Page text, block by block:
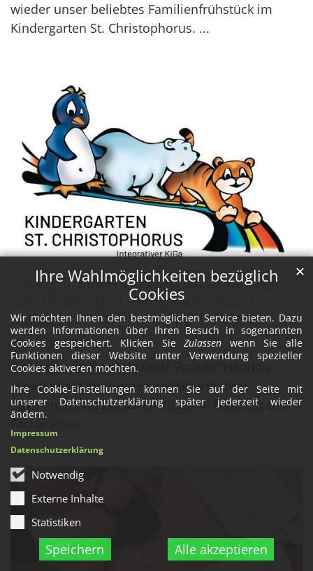
Ihre Wahlmöglichkeiten bezüglich
Cookies
Wir möchten Ihnen den bestmöglichen Service bieten. Dazu
werden Informationen über Ihren Besuch in sogenannten
Cookies gespeichert. Klicken SieZulassen wenn Sie alle
Funktionen dieser Website unter Verwendung spezieller
Cookies aktiveren möchten.
Ihre Cookie-Einstellungen können Sie auf der Seite mit
unserer Datenschutzerklärung später jederzeit wieder
ändern.
Notwendig
Externe Inhalte
Statistiken
Speichern Alle akzeptieren
✕
Impressum
Datenschutzerklärung
wieder unser beliebtes Familienfrühstück im
Kindergarten St. Christophorus. ...
Hand in Hand - Gemeinschaft stärken -
UNSER PROJEKT BEI Sprada macht´s
möglich
28. Okt. 2025
Das ist unser Projekt Unser Projekt "Hand in
Hand" stärkt die Gemeinschaft und den
Zusammenhalt zwischen Kindern, Familien und
Fachkräften. ...